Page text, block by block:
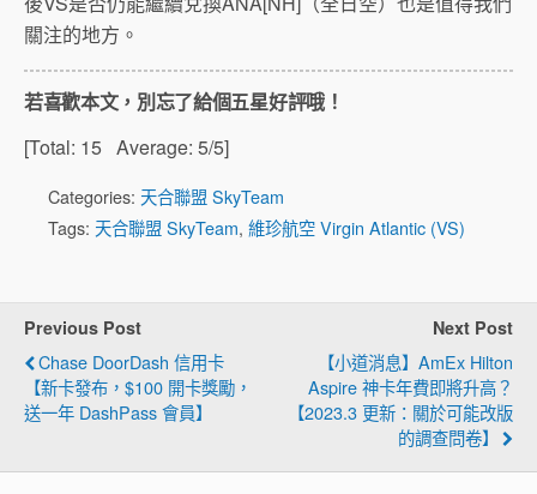
關注的地方。
若喜歡本文，別忘了給個五星好評哦！
[Total: 15 Average: 5/5]
Categories: 天合聯盟 SkyTeam
Tags: 天合聯盟 SkyTeam, 維珍航空 Virgin Atlantic (VS)
Previous Post
Chase DoorDash 信用卡
【新卡發布，$100 開卡獎勵，
送一年 DashPass 會員】
Next Post
【小道消息】AmEx Hilton
Aspire 神卡年費即將升高？
【2023.3 更新：關於可能改版
的調查問卷】